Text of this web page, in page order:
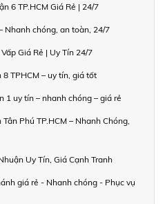
6 TP.HCM Giá Rẻ | 24/7
Nhanh chóng, an toàn, 24/7
Giá Rẻ | Uy Tín 24/7
TPHCM – uy tín, giá tốt
1 uy tín – nhanh chóng – giá rẻ
Phú TP.HCM – Nhanh Chóng,
Uy Tín, Giá Cạnh Tranh
giá rẻ - Nhanh chóng - Phục vụ